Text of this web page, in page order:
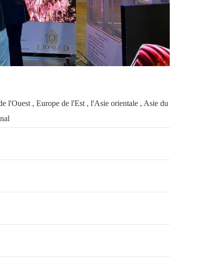
l'Ouest , Europe de l'Est , l'Asie orientale , Asie du